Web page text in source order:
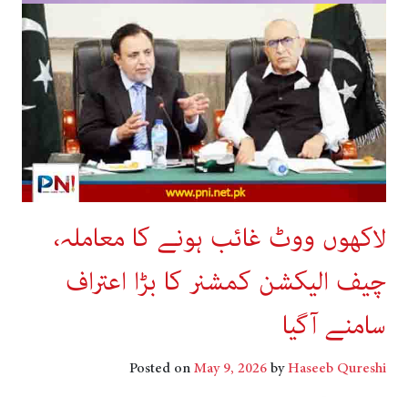
لاکھوں ووٹ غائب ہونے کا معاملہ،
چیف الیکشن کمشنر کا بڑا اعتراف
سامنے آگیا
Posted onMay 9, 2026byHaseeb Qureshi